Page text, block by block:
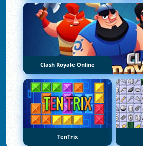
Clash Royale Online
TenTrix